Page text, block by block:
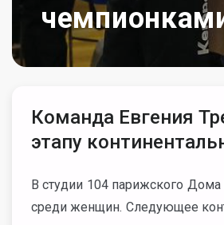
Команда Евгения
этапу
В студии 104 парижского
среди женщин. Следующее